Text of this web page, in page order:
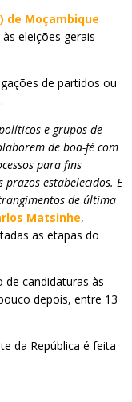
de Moçambique
eleições gerais
de partidos ou
e grupos de
de boa-fé com
para fins
estabelecidos. E
de última
Matsinhe,
as etapas do
de candidaturas às
depois, entre 13
da República é feita